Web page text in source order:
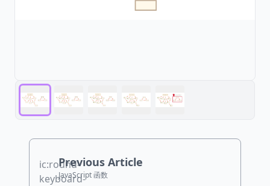
ic:round-
keyboard-
Previous Article
JavaScript 函数